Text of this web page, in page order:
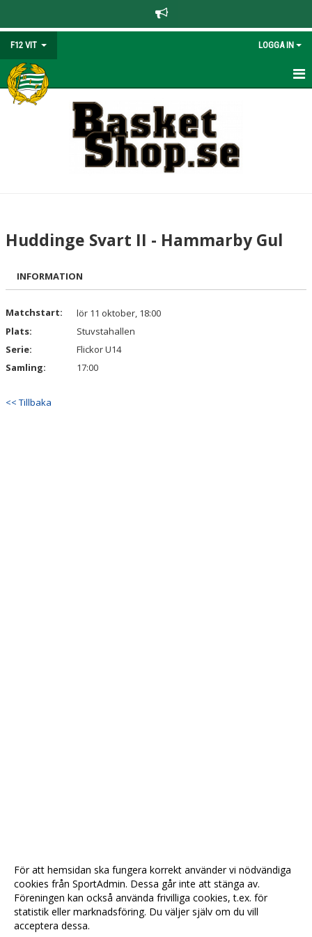
F12 VIT LOGGA IN
HEM
LAGINFORMATION
KONTAKT
Huddinge Svart II - Hammarby Gul
INFORMATION
Matchstart:
lör 11 oktober, 18:00
Plats:
Stuvstahallen
Serie:
Flickor U14
Samling:
17:00
<< Tillbaka
För att hemsidan ska fungera korrekt använder vi nödvändiga
cookies från SportAdmin. Dessa går inte att stänga av.
Föreningen kan också använda frivilliga cookies, t.ex. för
statistik eller marknadsföring. Du väljer själv om du vill
acceptera dessa.